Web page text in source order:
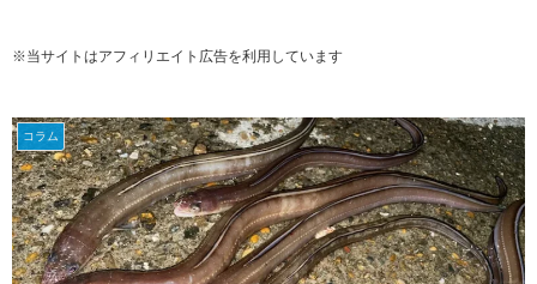
※当サイトはアフィリエイト広告を利用しています
コラム